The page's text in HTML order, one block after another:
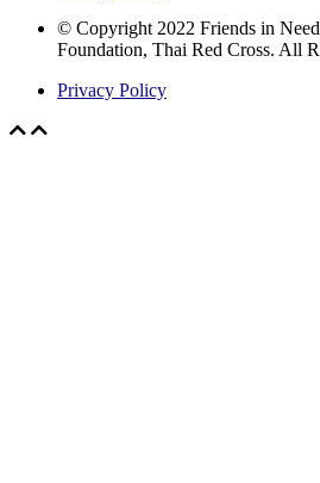
© Copyright 2022 Friends in
Foundation, Thai Red Cross. All
Privacy Policy